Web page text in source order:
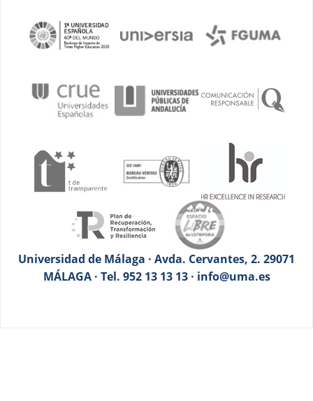
Universidad de Málaga · Avda. Cervantes, 2. 29071
MÁLAGA · Tel. 952 13 13 13 · info@uma.es